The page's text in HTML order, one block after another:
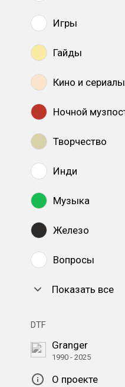
Игры
Гайды
Кино и сериалы
Творчество
Инди
Музыка
Железо
Вопросы
Показать все
DTF
Granger
1990 - 2025
О проекте